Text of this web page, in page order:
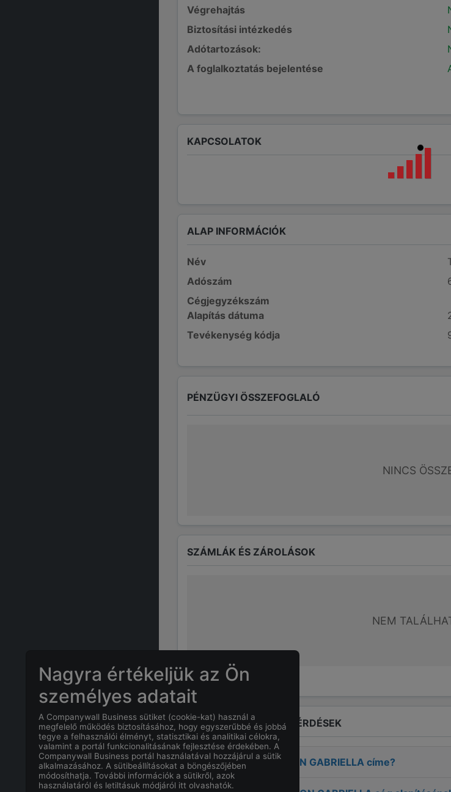
Végrehajtás
Biztosítási intézkedés
Adótartozások:
A foglalkoztatás bejelentése
KAPCSOLATOK
ALAP INFORMÁCIÓK
Név
Adószám
Cégjegyzékszám
Alapítás dátuma
Tevékenység kódja
PÉNZÜGYI ÖSSZEFOGLALÓ
NINCS
SZÁMLÁK ÉS ZÁROLÁSOK
NEM
GYAKRAN ISMÉTELT KÉRDÉSEK
MiTÓTHNÉ MARTON GABRIELLA címe?
Nagyra értékeljük az Ön
személyes adatait
A Companywall Business sütiket (cookie-kat) használ a
megfelelő működés biztosításához, hogy egyszerűbbé és jobbá
tegye a felhasználói élményt, statisztikai és analitikai célokra,
valamint a portál funkcionalitásának fejlesztése érdekében. A
Companywall Business portál használatával hozzájárul a sütik
alkalmazásához. A sütibeállításokat a böngészőjében
módosíthatja. További információk a sütikről, azok
használatáról és letiltásuk módjáról itt olvashatók.